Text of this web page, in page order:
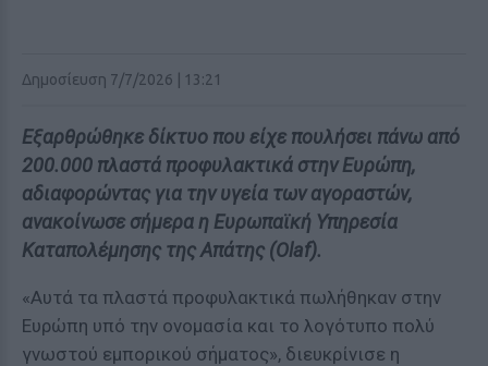
Δημοσίευση 7/7/2026 | 13:21
Εξαρθρώθηκε δίκτυο που είχε πουλήσει πάνω από
200.000 πλαστά προφυλακτικά στην Ευρώπη,
αδιαφορώντας για την υγεία των αγοραστών,
ανακοίνωσε σήμερα η Ευρωπαϊκή Υπηρεσία
Καταπολέμησης της Απάτης (Olaf).
«Αυτά τα πλαστά προφυλακτικά πωλήθηκαν στην
Ευρώπη υπό την ονομασία και το λογότυπο πολύ
γνωστού εμπορικού σήματος», διευκρίνισε η